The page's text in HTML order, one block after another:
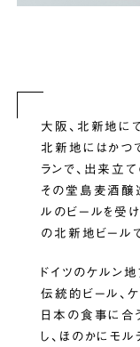
大阪、北新地に
北新地にはかつ
ランで、出来立
その堂島麦酒醸
ルのビールを受
の北新地ビール
ドイツのケルン
伝統的ビール、
日本の食事に合
し、ほのかにモ